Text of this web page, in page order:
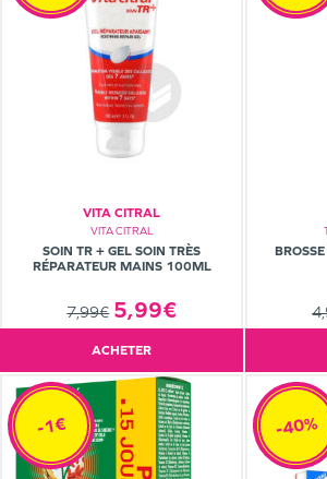
VITA CITRAL
VITA CITRAL
SOIN TR + GEL SOIN TRÈS
RÉPARATEUR MAINS 100ML
7,99€ 5,99€
ACHETER
-1€ -40%